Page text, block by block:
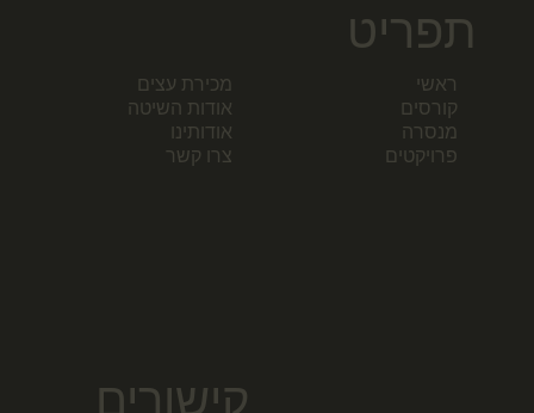
ראשי
קורסים
מנסרה
פרויקטים
קישורים
תפריט
מכירת עצים
אודות השיטה
אודותינו
צרו קשר